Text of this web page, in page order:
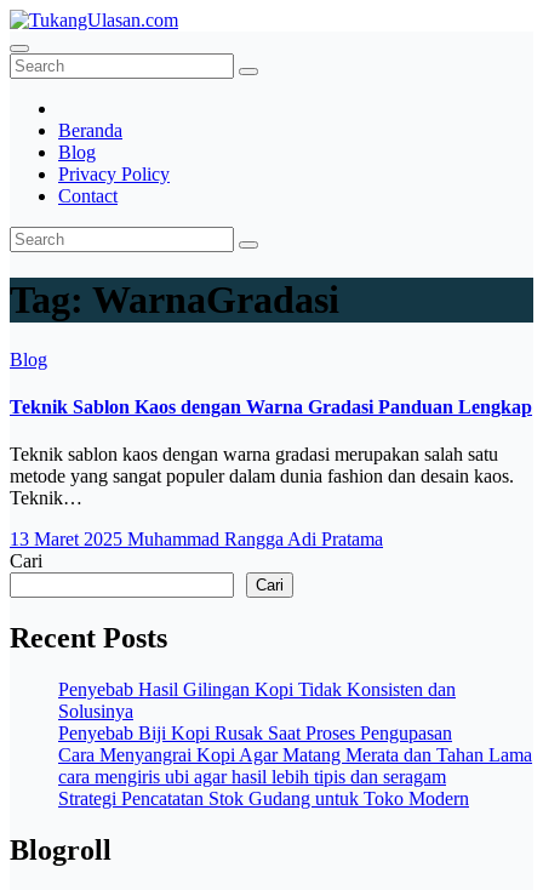
Skip
to
content
TukangUlasan.com
Baca Aja Dulu!
Beranda
Blog
Privacy Policy
Contact
Tag: WarnaGradasi
Blog
Teknik Sablon Kaos dengan Warna Gradasi Panduan Lengkap
Teknik sablon kaos dengan warna gradasi merupakan salah satu
metode yang sangat populer dalam dunia fashion dan desain kaos.
Teknik…
13 Maret 2025 Muhammad Rangga Adi Pratama
Cari
Cari
Recent Posts
Penyebab Hasil Gilingan Kopi Tidak Konsisten dan
Solusinya
Penyebab Biji Kopi Rusak Saat Proses Pengupasan
Cara Menyangrai Kopi Agar Matang Merata dan Tahan Lama
cara mengiris ubi agar hasil lebih tipis dan seragam
Strategi Pencatatan Stok Gudang untuk Toko Modern
Blogroll